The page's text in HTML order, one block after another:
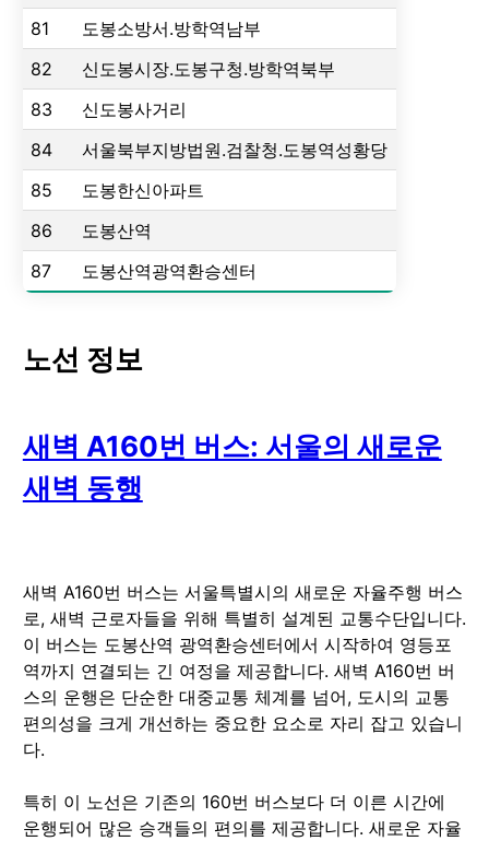
81
도봉소방서.방학역남부
82
신도봉시장.도봉구청.방학역북부
83
신도봉사거리
84
서울북부지방법원.검찰청.도봉역성황당
85
도봉한신아파트
86
도봉산역
87
도봉산역광역환승센터
노선 정보
새벽 A160번 버스: 서울의 새로운
새벽 동행
새벽 A160번 버스는 서울특별시의 새로운 자율주행 버스
로, 새벽 근로자들을 위해 특별히 설계된 교통수단입니다.
이 버스는 도봉산역 광역환승센터에서 시작하여 영등포
역까지 연결되는 긴 여정을 제공합니다. 새벽 A160번 버
스의 운행은 단순한 대중교통 체계를 넘어, 도시의 교통
편의성을 크게 개선하는 중요한 요소로 자리 잡고 있습니
다.
특히 이 노선은 기존의 160번 버스보다 더 이른 시간에
운행되어 많은 승객들의 편의를 제공합니다. 새로운 자율